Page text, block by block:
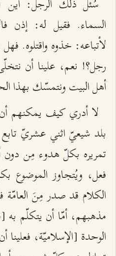
السماء. فقيل له: إذن
لأتباعه: خذوه واقتلوه.
رجل؟! نعم، علينا أن
أهل البيت ونتمسّك بهذا
لا أدري كيف يمكنهم أن
بلد شيعيّ اثني عشريّ تابع
تمريره بكلّ هدوء مِن دون
فعل، ويُتجاوز الموضوع
الكلام قد صدر مِنَ العامّة
مذهبهم، أمّا أن يتكلّم
الوحدة [الإسلاميّة،